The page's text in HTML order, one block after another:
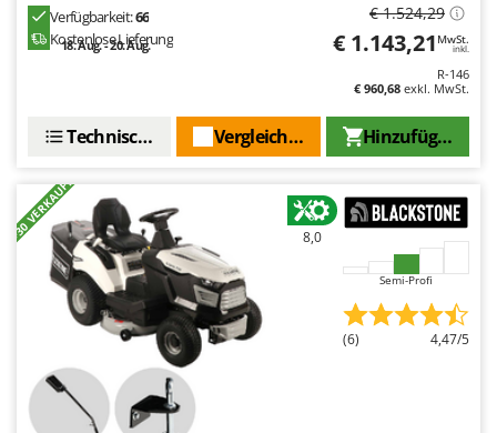
Verfügbarkeit:66
Kostenlose Lieferung
18. Aug. - 20. Aug.
€ 1.524,29
€ 1.143,21 MwSt.
inkl.
R-146
€ 960,68 exkl. MwSt.
Hinzufügen
Vergleichen Sie
Technische Daten
+30 VERKAUFT 8,0
Semi-Profi
(6) 4,47/5